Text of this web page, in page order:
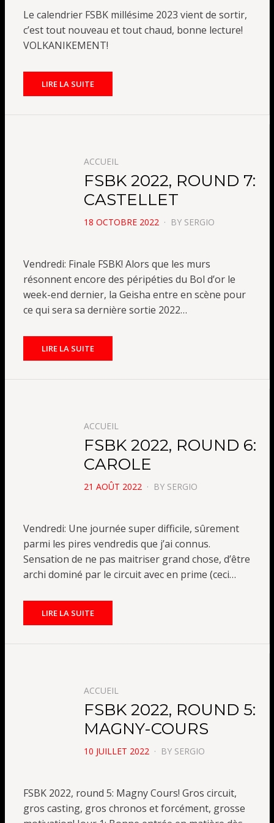
Le calendrier FSBK millésime 2023 vient de sortir,
c’est tout nouveau et tout chaud, bonne lecture!
VOLKANIKEMENT!
LIRE LA SUITE
ACCUEIL
FSBK 2022, ROUND 7:
CASTELLET
POSTED
18 OCTOBRE 2022 BY SERGIO
Vendredi: Finale FSBK! Alors que les murs
résonnent encore des péripéties du Bol d’or le
week-end dernier, la Geisha entre en scène pour
ce qui sera sa dernière sortie 2022…
LIRE LA SUITE
ACCUEIL
FSBK 2022, ROUND 6:
CAROLE
POSTED
21 AOÛT 2022 BY SERGIO
Vendredi: Une journée super difficile, sûrement
parmi les pires vendredis que j’ai connus.
Sensation de ne pas maitriser grand chose, d’être
archi dominé par le circuit avec en prime (ceci…
LIRE LA SUITE
ACCUEIL
FSBK 2022, ROUND 5:
MAGNY-COURS
POSTED
10 JUILLET 2022 BY SERGIO
FSBK 2022, round 5: Magny Cours! Gros circuit,
gros casting, gros chronos et forcément, grosse